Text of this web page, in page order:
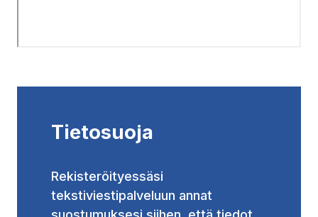
Tietosuoja
Rekisteröityessäsi
tekstiviestipalveluun annat